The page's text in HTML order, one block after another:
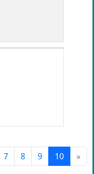
7 8 9 10 »